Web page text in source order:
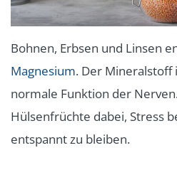
Bohnen, Erbsen und Linsen
Magnesium. Der Mineralstoff
normale Funktion der
Hülsenfrüchte dabei, Stress
entspannt zu bleiben.